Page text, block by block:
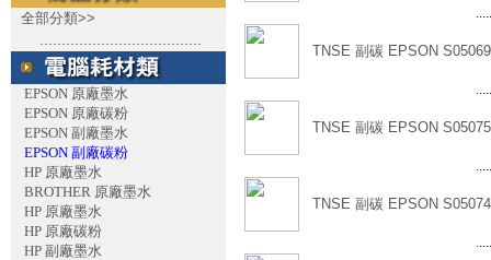
全部分類>>
.....................................
EPSON 原廠墨水
EPSON 原廠碳粉
EPSON 副廠墨水
EPSON 副廠碳粉
HP 原廠墨水
BROTHER 原廠墨水
HP 原廠墨水
HP 原廠碳粉
HP 副廠墨水
TNSE 副碳 EPSON
TNSE 副碳 EPSON
TNSE 副碳 EPSON